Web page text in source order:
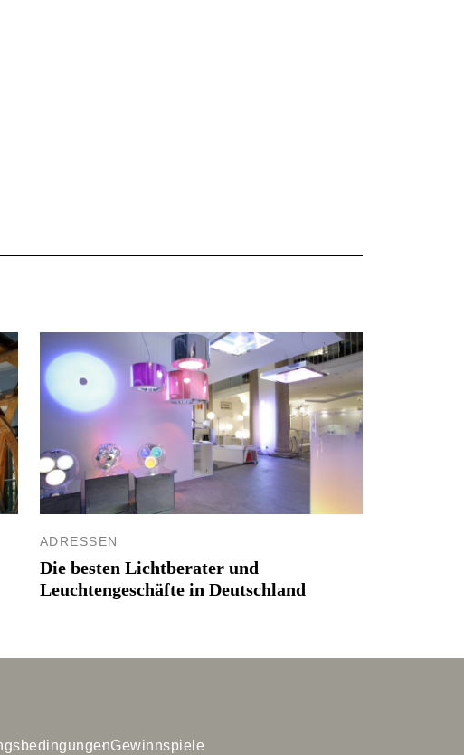
ADRESSEN
Die besten Lichtberater und
Leuchtengeschäfte in Deutschland
Gewinnspiele